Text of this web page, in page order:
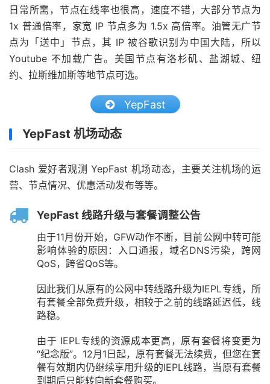
日常所需，节点在线率也很高，速度不错，大部分节点为
1x 普通倍率，家宽 IP 节点多为 1.5x 高倍率。油管无广节
点为「送中」节点，其 IP 被谷歌识别为中国大陆，所以
Youtube 不加载广告。美国节点有洛杉矶、盐湖城、纽
约、拉斯维加斯等地节点可选。
YepFast
YepFast 机场动态
Clash 爱好者观测 YepFast 机场动态，主要关注机场的运
营、节点情况、优惠活动发布等等。
YepFast 线路升级与套餐调整公告
由于11月份开始，GFW动作不断，目前公网中转可能
影响体验的原因：入口通报，域名DNS污染，跨网
QoS，跨省QoS等。
因此我们从原有的公网中转线路升级为IEPL专线，所
有套餐全部免费升级，相较于之前的线路延迟低，线
路稳。
由于 IEPL专线的资源成本更高，原有套餐将变更为
“纪念版”。12月1日起，原有套餐无法续费，但您在套
餐有效期内仍继续享用升级的IEPL线路，当原有套餐
到期后只能转向新套餐购买。